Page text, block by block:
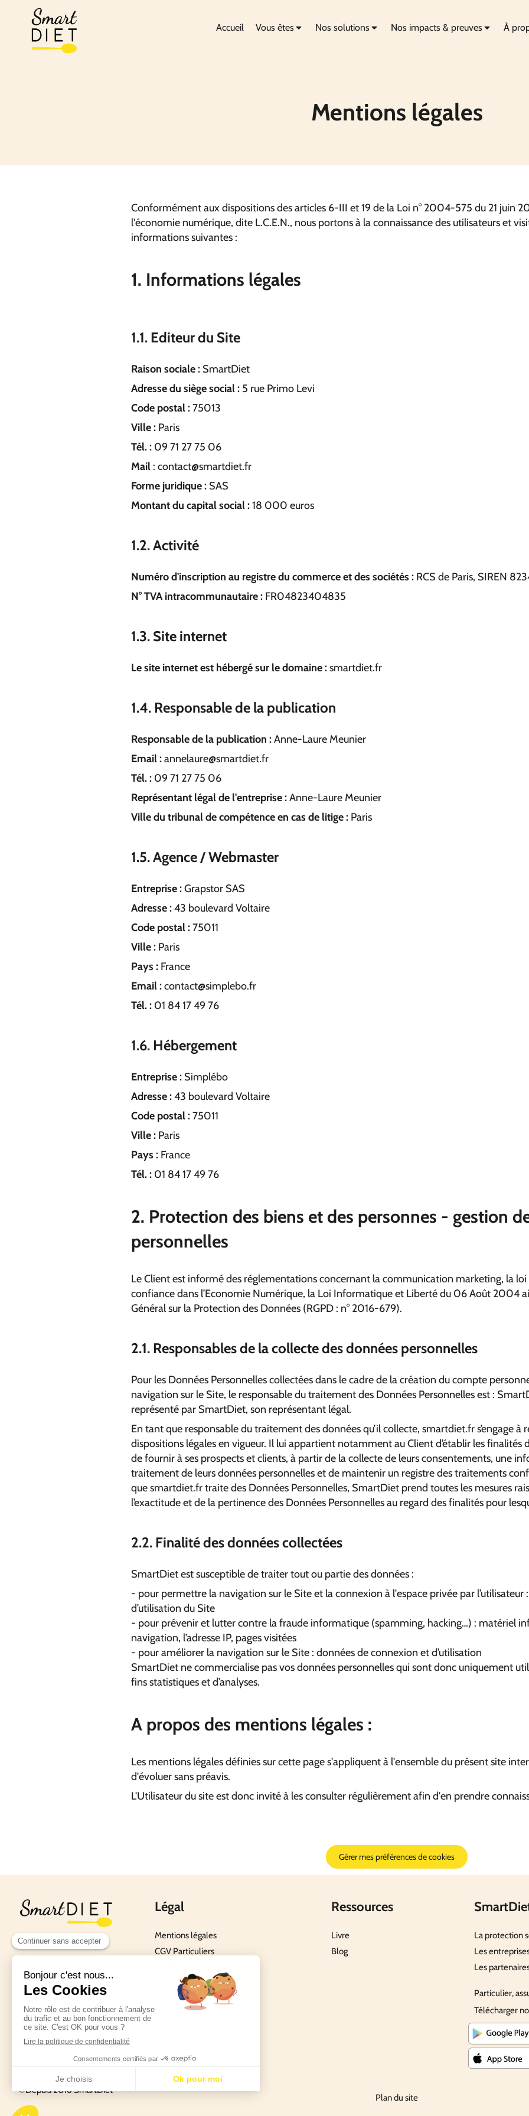
Accueil Vous êtes Nos solutions Nos impacts & preuves À
Mentions légales
Conformément aux dispositions des articles 6-III et 19 de la Loi n° 2004-575 du 21 juin
l'économie numérique, dite L.C.E.N., nous portons à la connaissance des utilisateurs et
informations suivantes :
1. Informations légales
1.1. Editeur du Site
Raison sociale : SmartDiet
Adresse du siège social : 5 rue Primo Levi
Code postal :75013
Ville : Paris
Tél. : 09 71 27 75 06
Mail : contact@smartdiet.fr
Forme juridique : SAS
Montant du capital social :18 000 euros
1.2. Activité
Numéro d'inscription au registre du commerce et des sociétés : RCS de Paris, SIREN
N° TVA intracommunautaire : FR04823404835
1.3. Site internet
Le site internet est hébergé sur le domaine :smartdiet.fr
1.4. Responsable de la publication
Responsable de la publication :Anne-Laure Meunier
Email :annelaure@smartdiet.fr
Tél. : 09 71 27 75 06
Représentant légal de l'entreprise :Anne-Laure Meunier
Ville du tribunal de compétence en cas de litige : Paris
1.5. Agence / Webmaster
Entreprise :Grapstor SAS
Adresse :43 boulevard Voltaire
Code postal :75011
Ville : Paris
Pays : France
Email :contact@simplebo.fr
Tél. : 01 84 17 49 76
1.6. Hébergement
Entreprise : Simplébo
Adresse :43 boulevard Voltaire
Code postal :75011
Ville : Paris
Pays : France
Tél. : 01 84 17 49 76
2. Protection des biens et des personnes - gestion
personnelles
Le Client est informé des réglementations concernant la communication marketing, la loi
confiance dans l’Economie Numérique, la Loi Informatique et Liberté du 06 Août 2004
Général sur la Protection des Données (RGPD : n° 2016-679).
2.1. Responsables de la collecte des données personnelles
Pour les Données Personnelles collectées dans le cadre de la création du compte
navigation sur le Site, le responsable du traitement des Données Personnelles est :
représenté par SmartDiet, son représentant légal.
En tant que responsable du traitement des données qu’il collecte, smartdiet.fr s’engage à
dispositions légales en vigueur. Il lui appartient notamment au Client d’établir les finalités
de fournir à ses prospects et clients, à partir de la collecte de leurs consentements, une
traitement de leurs données personnelles et de maintenir un registre des traitements
que smartdiet.fr traite des Données Personnelles, SmartDiet prend toutes les mesures
l’exactitude et de la pertinence des Données Personnelles au regard des finalités pour
2.2. Finalité des données collectées
SmartDiet est susceptible de traiter tout ou partie des données :
- pour permettre la navigation sur le Site et la connexion à l'espace privée par
d’utilisation du Site
- pour prévenir et lutter contre la fraude informatique (spamming, hacking…) : matériel
navigation, l’adresse IP, pages visitées
- pour améliorer la navigation sur le Site : données de connexion et d’utilisation
SmartDiet ne commercialise pas vos données personnelles qui sont donc uniquement
fins statistiques et d’analyses.
A propos des mentions légales :
Les mentions légales définies sur cette page s'appliquent à l'ensemble du présent site
d'évoluer sans préavis.
L'Utilisateur du site est donc invité à les consulter régulièrement afin d'en prendre
Gérer mes préférences de cookies
Légal
Mentions légales
CGV Particuliers
CGU Diététiciens
Politique de confidentialité
Ressources
Livre
Blog
La protection
Les
Les
Particulier,
Télécharger
©Depuis 2016 SmartDiet
Plan du site